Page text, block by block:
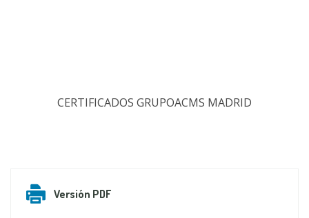
CERTIFICADOS GRUPOACMS MADRID
Versión PDF